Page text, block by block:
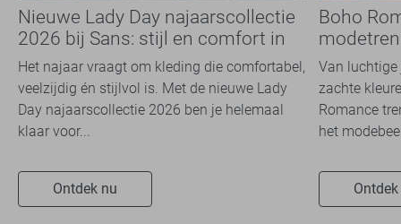
Nieuwe Lady Day najaarscollectie
2026 bij Sans: stijl en comfort in
travelkwaliteit
Het najaar vraagt om kleding die comfortabel,
veelzijdig én stijlvol is. Met de nieuwe Lady
Day najaarscollectie 2026 ben je helemaal
klaar voor...
Ontdek nu
Boho
overal
Van luchtige
zachte
Romance
het